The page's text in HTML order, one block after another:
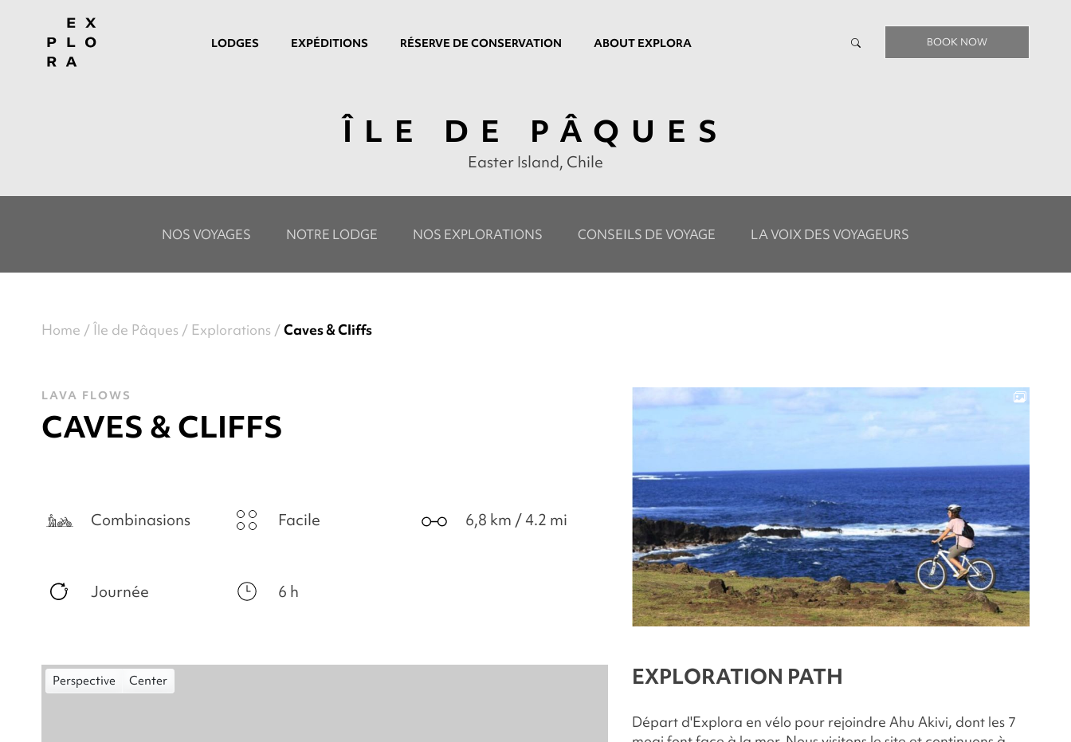
LODGES EXPÉDITIONS RÉSERVE DE CONSERVATION ABOUT EXPLORA BOOK NOW
ÎLE DE PÂQUES
Easter Island, Chile
NOS VOYAGES NOTRE LODGE NOS EXPLORATIONS CONSEILS DE VOYAGE LA VOIX DES VOYAGEURS
Home Île de Pâques Explorations Caves & Cliffs
LAVA FLOWS
CAVES & CLIFFS
Combinasions Facile 6,8 km / 4.2 mi
Journée 6 h
EXPLORATION PATH
Départ d'Explora en vélo pour rejoindre Ahu Akivi, dont les 7
Perspective Center